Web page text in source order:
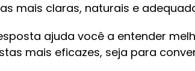
mais claras, naturais e
ajuda você a entender
mais eficazes, seja para